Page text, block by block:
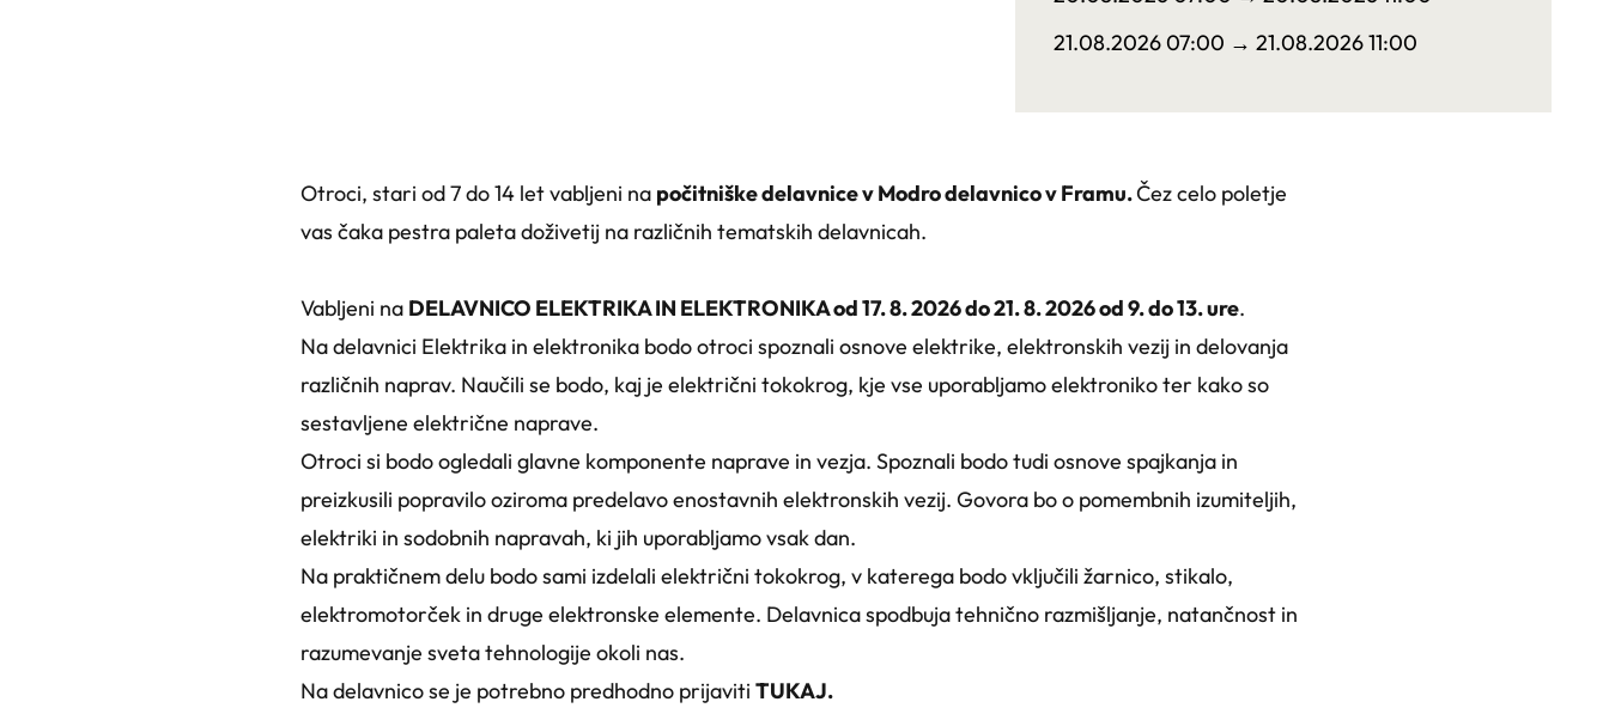
21.08.2026 07:00 → 21.08.2026 11:00
Otroci, stari od 7 do 14 let vabljeni na počitniške delavnice v Modro delavnico v Framu.Čez celo poletje
vas čaka pestra paleta doživetij na različnih tematskih delavnicah.
Vabljeni na DELAVNICO ELEKTRIKA IN ELEKTRONIKA od 17. 8. 2026 do 21. 8. 2026 od 9. do 13. ure.
Na delavnici Elektrika in elektronika bodo otroci spoznali osnove elektrike, elektronskih vezij in delovanja
različnih naprav. Naučili se bodo, kaj je električni tokokrog, kje vse uporabljamo elektroniko ter kako so
sestavljene električne naprave.
Otroci si bodo ogledali glavne komponente naprave in vezja. Spoznali bodo tudi osnove spajkanja in
preizkusili popravilo oziroma predelavo enostavnih elektronskih vezij. Govora bo o pomembnih izumiteljih,
elektriki in sodobnih napravah, ki jih uporabljamo vsak dan.
Na praktičnem delu bodo sami izdelali električni tokokrog, v katerega bodo vključili žarnico, stikalo,
elektromotorček in druge elektronske elemente. Delavnica spodbuja tehnično razmišljanje, natančnost in
razumevanje sveta tehnologije okoli nas.
Na delavnico se je potrebno predhodno prijaviti TUKAJ.